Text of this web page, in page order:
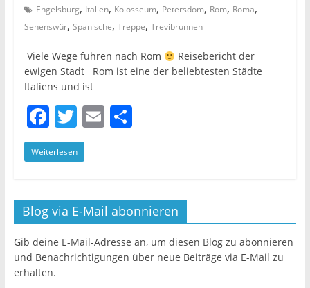
Engelsburg, Italien, Kolosseum, Petersdom, Rom, Roma,
Sehenswür, Spanische, Treppe, Trevibrunnen
Viele Wege führen nach Rom
Reisebericht der
ewigen Stadt Rom ist eine der beliebtesten Städte
Italiens und ist
F
a
c
b
o
o
k
T
w
itt
E T
Weiterlesen
Blog via E-Mail abonnieren
Gib deine E-Mail-Adresse an, um diesen Blog zu abonnieren
und Benachrichtigungen über neue Beiträge via E-Mail zu
erhalten.